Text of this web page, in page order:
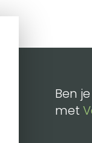
Ben
met